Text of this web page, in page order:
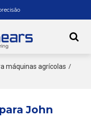
máquinas agrícolas /
John